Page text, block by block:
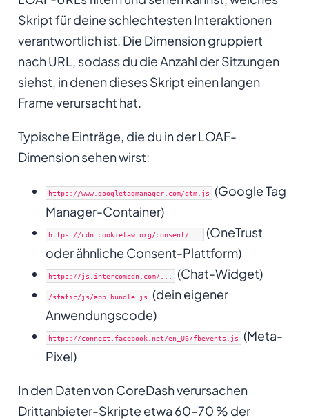
Skript für deine schlechtesten Interaktionen
verantwortlich ist. Die Dimension gruppiert
nach URL, sodass du die Anzahl der Sitzungen
siehst, in denen dieses Skript einen langen
Frame verursacht hat.
Typische Einträge, die du in der LOAF-
Dimension sehen wirst:
https://www.googletagmanager.com/gtm.js (Google Tag
Manager-Container)
https://cdn.cookielaw.org/consent/...
(OneTrust
oder ähnliche Consent-Plattform)
https://js.intercomcdn.com/... (Chat-Widget)
/static/js/app.bundle.js (dein eigener
Anwendungscode)
https://connect.facebook.net/en_US/fbevents.js (Meta-
Pixel)
In den Daten von CoreDash verursachen
Drittanbieter-Skripte etwa 60–70 % der